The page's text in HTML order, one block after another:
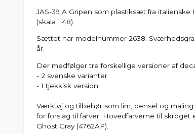
JAS-39 A Gripen som plastiksæt fra
(skala 1:48).
Sættet har modelnummer 2638.
år.
Der medfølger tre forskellige versioner af
- 2 svenske varianter
- 1 tjekkisk version
Værktøj og tilbehør som lim, pensel og
for forslag til farver. Hovedfarverne til skroget
Ghost Gray (4762AP).